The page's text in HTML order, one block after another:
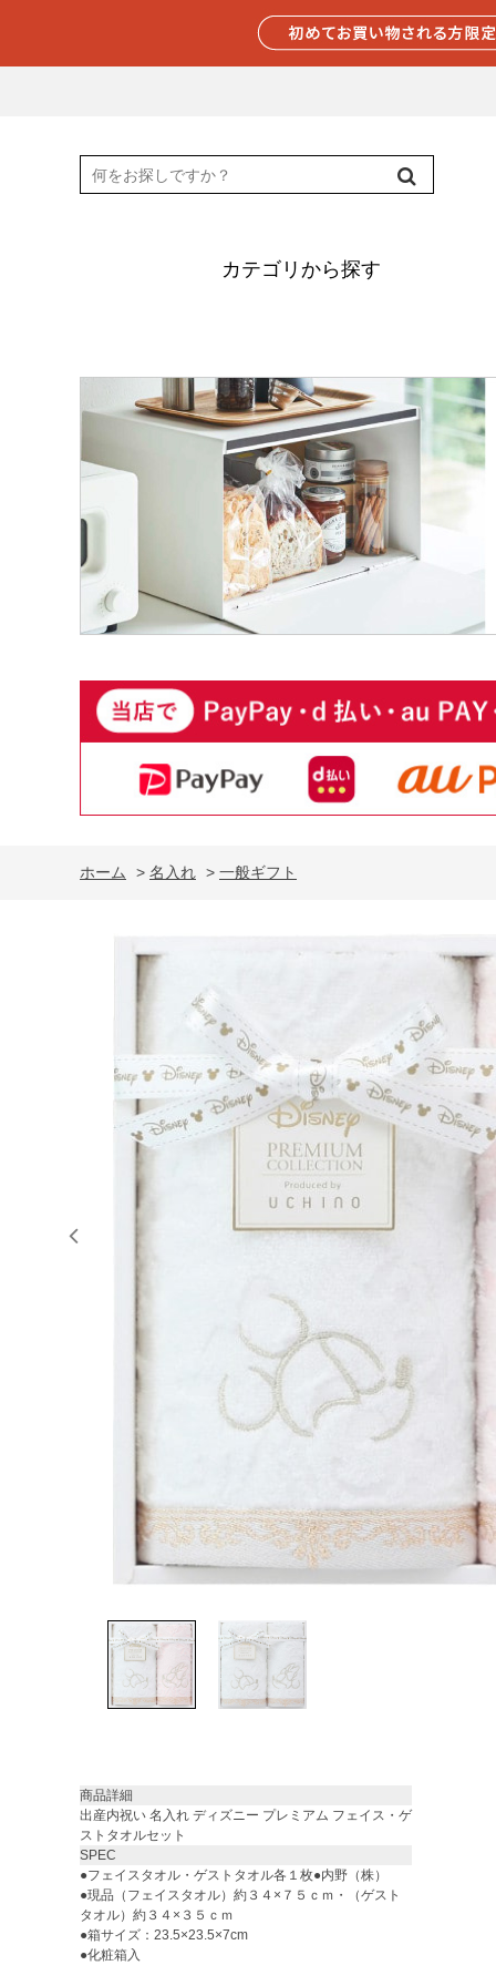
カテゴリから探す
ホーム > 名入れ > 一般ギフト
商品詳細
出産内祝い 名入れ ディズニー プレミアム フェイス・ゲ
ストタオルセット
SPEC
●フェイスタオル・ゲストタオル各１枚●内野（株）
●現品（フェイスタオル）約３４×７５ｃｍ・（ゲスト
タオル）約３４×３５ｃｍ
●箱サイズ：23.5×23.5×7cm
●化粧箱入